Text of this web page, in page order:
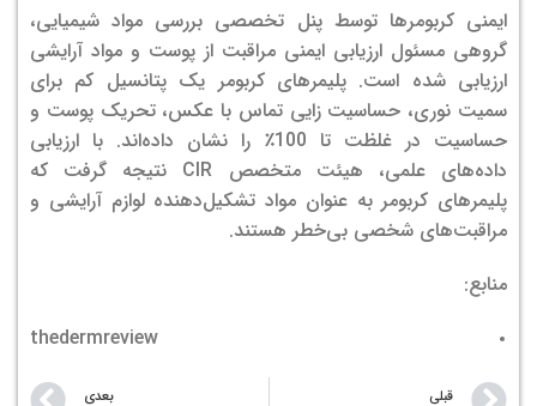
ایمنی کربومرها توسط پنل تخصصی بررسی مواد شیمیایی،
گروهی مسئول ارزیابی ایمنی مراقبت از پوست و مواد آرایشی
ارزیابی شده است. پلیمرهای کربومر یک پتانسیل کم برای
سمیت نوری، حساسیت زایی تماس با عکس، تحریک پوست و
حساسیت در غلظت تا 100٪ را نشان داده‌اند. با ارزیابی
داده‌های علمی، هیئت متخصص CIR نتیجه گرفت که
پلیمرهای کربومر به عنوان مواد تشکیل‌دهنده لوازم آرایشی و
مراقبت‌های شخصی بی‌خطر هستند.
منابع:
thedermreview
قبلی بعدی